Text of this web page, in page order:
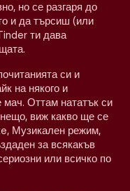
но се разгаря до
и да търсиш (или
ти дава
си и
на някого и
Оттам нататък си
виж какво ще се
Музикален режим,
за всякакъв
или всичко по